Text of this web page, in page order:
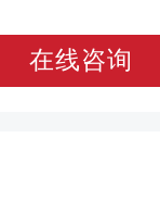
在线咨询